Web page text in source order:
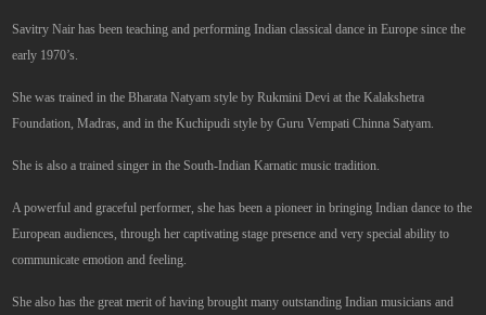
Savitry Nair has been teaching and performing Indian classical dance in Europe since the
early 1970’s.
She was trained in the Bharata Natyam style by Rukmini Devi at the Kalakshetra
Foundation, Madras, and in the Kuchipudi style by Guru Vempati Chinna Satyam.
She is also a trained singer in the South-Indian Karnatic music tradition.
A powerful and graceful performer, she has been a pioneer in bringing Indian dance to the
European audiences, through her captivating stage presence and very special ability to
communicate emotion and feeling.
She also has the great merit of having brought many outstanding Indian musicians and